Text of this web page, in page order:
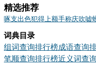
精选推荐
啄支出色犯得上额手称庆吹嘘
词典目录
组词查询排行榜成语查询
笔顺查询排行榜近义词查